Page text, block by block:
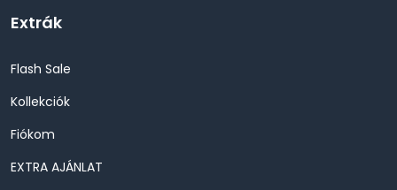
Extrák
Flash Sale
Kollekciók
Fiókom
EXTRA AJÁNLAT